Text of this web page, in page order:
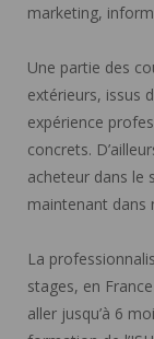
marketing,
Une partie des
extérieurs, issus
expérience
concrets.
acheteur dans le
maintenant
La
stages, en
aller jusqu’à 6